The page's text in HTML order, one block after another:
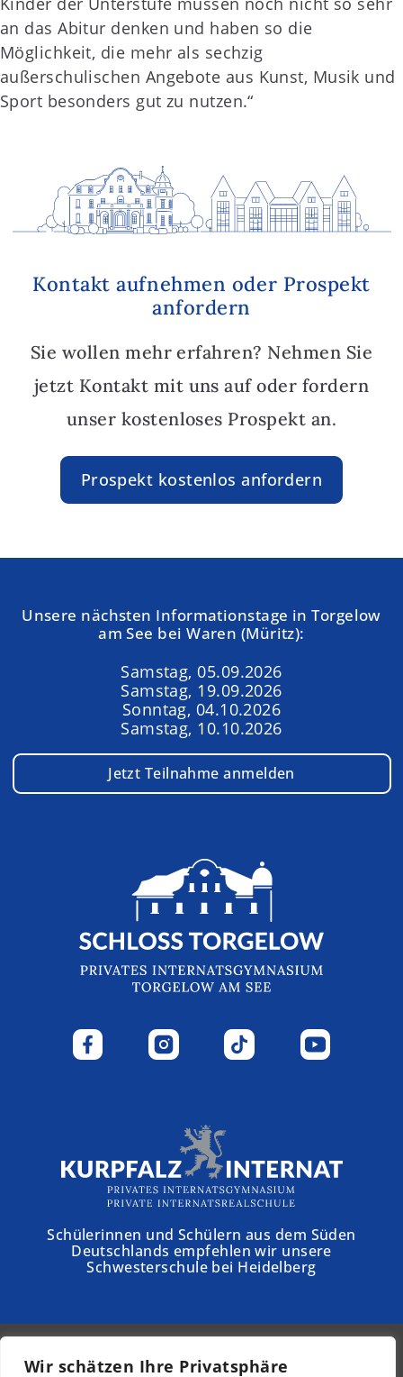
Wir schätzen Ihre Privatsphäre
an das Abitur denken und haben so die
Möglichkeit, die mehr als sechzig
außerschulischen Angebote aus Kunst, Musik und
Sport besonders gut zu nutzen.“
Kontakt aufnehmen oder Prospekt
anfordern
Sie wollen mehr erfahren? Nehmen Sie
jetzt Kontakt mit uns auf oder fordern
unser kostenloses Prospekt an.
Prospekt kostenlos anfordern
Unsere nächsten Informationstage in Torgelow
am See bei Waren (Müritz):
Samstag, 05.09.2026
Samstag, 19.09.2026
Sonntag, 04.10.2026
Samstag, 10.10.2026
Jetzt Teilnahme anmelden
Schülerinnen und Schülern aus dem Süden
Deutschlands empfehlen wir unsere
Schwesterschule bei Heidelberg